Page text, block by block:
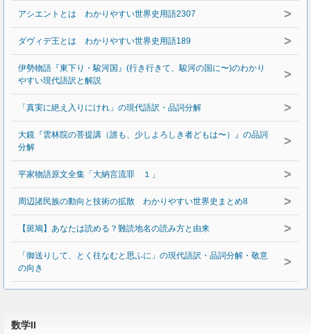
アシエントとは わかりやすい世界史用語2307 >
ダヴィデ王とは わかりやすい世界史用語189 >
伊勢物語『東下り・駿河国』(行き行きて、駿河の国に〜)のわかり
やすい現代語訳と解説
>
「真実に絶え入りにけれ」の現代語訳・品詞分解 >
大鏡『雲林院の菩提講（誰も、少しよろしき者どもは〜）』の品詞
分解
>
平家物語原文全集「大納言流罪 １」 >
周辺諸民族の動向と技術の拡散 わかりやすい世界史まとめ8 >
【斑鳩】あなたは読める？難読地名の読み方と由来 >
「御送りして、とく往なむと思ふに」の現代語訳・品詞分解・敬意
の向き
>
数学II